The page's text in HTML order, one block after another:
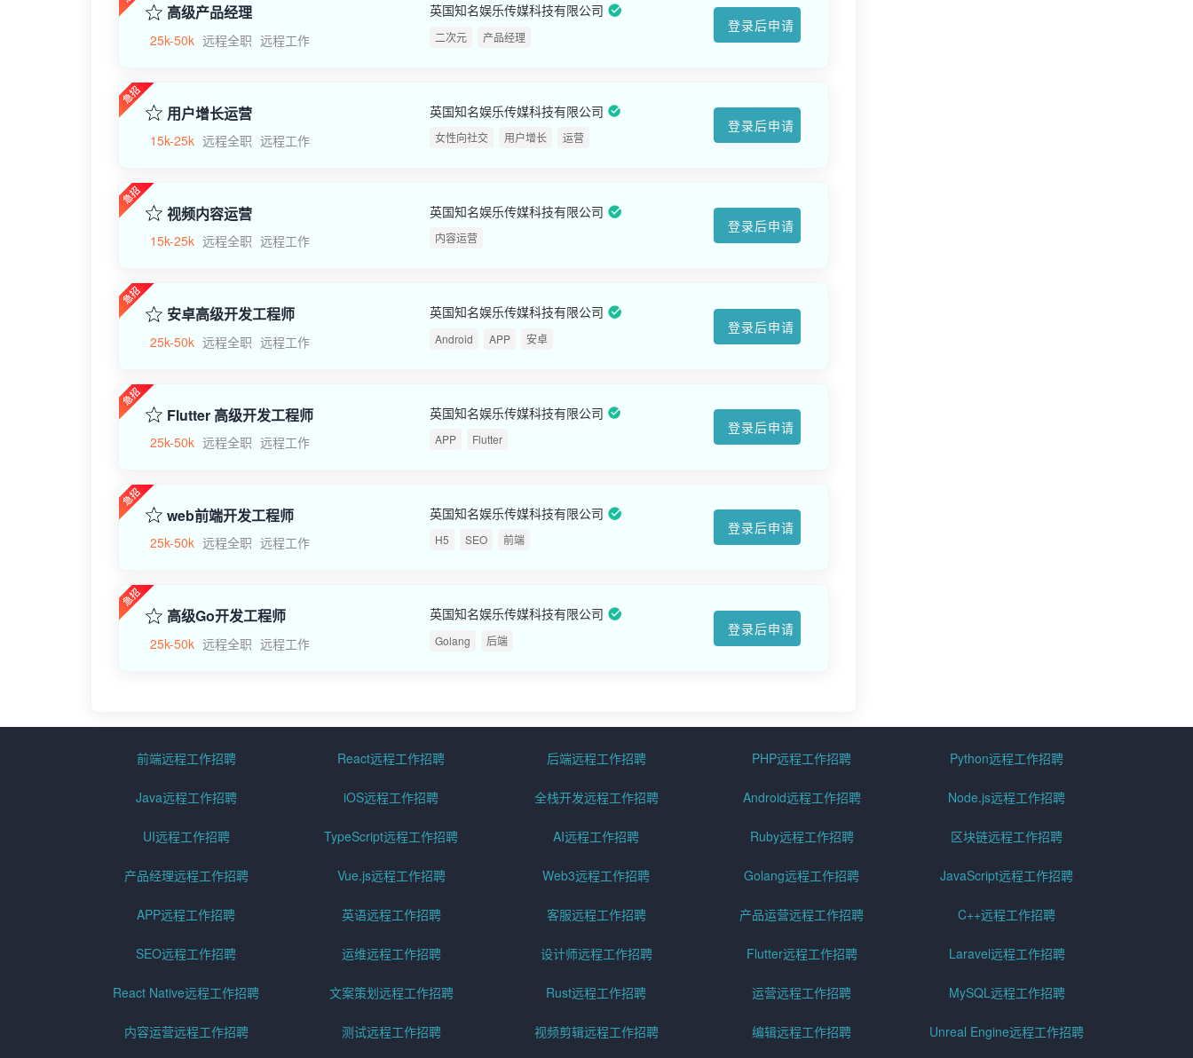
高级产品经理
25k-50k 远程全职 远程工作
英国知名娱乐传媒科技有限公司
二次元 产品经理
登录后申请
用户增长运营
15k-25k 远程全职 远程工作
英国知名娱乐传媒科技有限公司
女性向社交 用户增长 运营
登录后申请
视频内容运营
15k-25k 远程全职 远程工作
英国知名娱乐传媒科技有限公司
内容运营
登录后申请
安卓高级开发工程师
25k-50k 远程全职 远程工作
英国知名娱乐传媒科技有限公司
Android APP 安卓
登录后申请
Flutter 高级开发工程师
25k-50k 远程全职 远程工作
英国知名娱乐传媒科技有限公司
APP Flutter
登录后申请
web前端开发工程师
25k-50k 远程全职 远程工作
英国知名娱乐传媒科技有限公司
H5 SEO 前端
登录后申请
高级Go开发工程师
25k-50k 远程全职 远程工作
英国知名娱乐传媒科技有限公司
Golang 后端
登录后申请
前端远程工作招聘 React远程工作招聘 后端远程工作招聘 PHP远程工作招聘 Python远程工作招聘
Java远程工作招聘 iOS远程工作招聘 全栈开发远程工作招聘 Android远程工作招聘 Node.js远程工作招聘
UI远程工作招聘 TypeScript远程工作招聘 AI远程工作招聘 Ruby远程工作招聘 区块链远程工作招聘
产品经理远程工作招聘 Vue.js远程工作招聘 Web3远程工作招聘 Golang远程工作招聘 JavaScript远程工作招聘
APP远程工作招聘 英语远程工作招聘 客服远程工作招聘 产品运营远程工作招聘 C++远程工作招聘
SEO远程工作招聘 运维远程工作招聘 设计师远程工作招聘 Flutter远程工作招聘 Laravel远程工作招聘
React Native远程工作招聘 文案策划远程工作招聘 Rust远程工作招聘 运营远程工作招聘 MySQL远程工作招聘
内容运营远程工作招聘 测试远程工作招聘 视频剪辑远程工作招聘 编辑远程工作招聘 Unreal Engine远程工作招聘